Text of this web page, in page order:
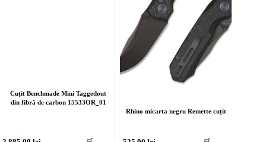
Cuțit Benchmade Mini Taggedout
din fibră de carbon 15533OR_01
Rhino micarta negru Remette cuțit